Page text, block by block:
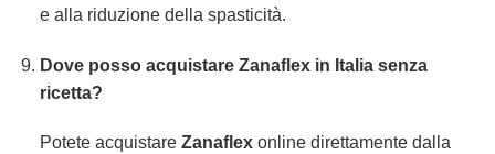
e alla riduzione della spasticità.
Dove posso acquistare Zanaflex in Italia senza
ricetta?
Potete acquistare Zanaflexonline direttamente dalla